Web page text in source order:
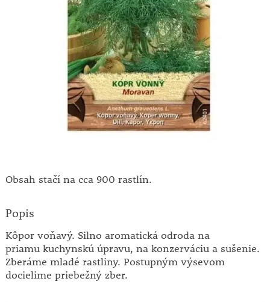
Obsah stačí na cca 900 rastlín.
Popis
Kôpor voňavý. Silno aromatická odroda na
priamu kuchynskú úpravu, na konzerváciu a sušenie.
Zberáme mladé rastliny. Postupným výsevom
docielime priebežný zber.